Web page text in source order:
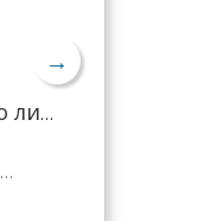
→
Порошок горького зеленого лимона для похудения